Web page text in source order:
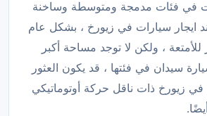
في فئات مدمجة ومتوسطة وساخنة
ايجار سيارات في زيورخ ، بشكل عام
، ولكن لا توجد مساحة أكبر
سيدان في فئتها ، قد يكون العثور
زيورخ ذات ناقل حركة أوتوماتيكي